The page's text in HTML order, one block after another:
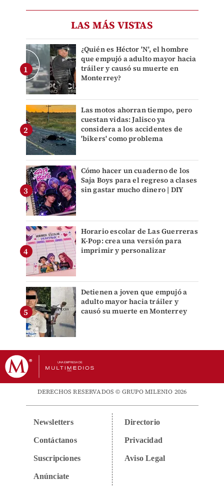
LAS MÁS VISTAS
¿Quién es Héctor 'N', el hombre
que empujó a adulto mayor hacia
tráiler y causó su muerte en
Monterrey?
Las motos ahorran tiempo, pero
cuestan vidas: Jalisco ya
considera a los accidentes de
'bikers' como problema
Cómo hacer un cuaderno de los
Saja Boys para el regreso a clases
sin gastar mucho dinero | DIY
Horario escolar de Las Guerreras
K-Pop: crea una versión para
imprimir y personalizar
Detienen a joven que empujó a
adulto mayor hacia tráiler y
causó su muerte en Monterrey
DERECHOS RESERVADOS © GRUPO MILENIO 2026
Newsletters
Contáctanos
Suscripciones
Anúnciate
Directorio
Privacidad
Aviso Legal